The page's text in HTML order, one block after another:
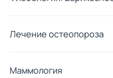
Лечение остеопороза
Маммология